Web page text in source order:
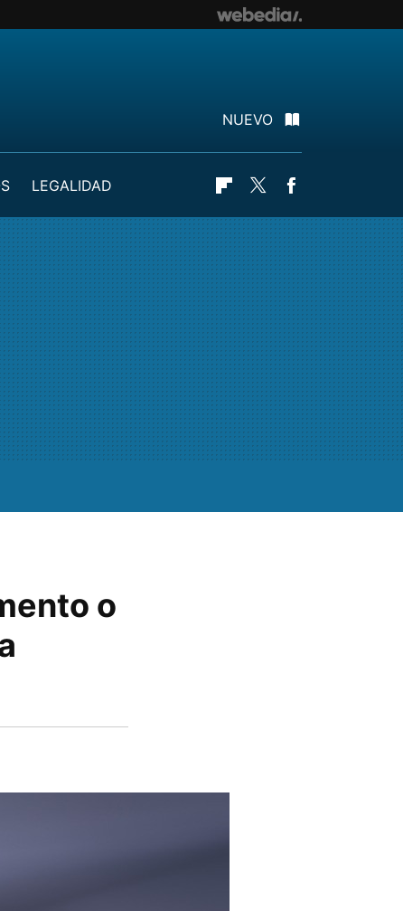
NUEVO
LEGALIDAD
Flipboard
Twitter
o